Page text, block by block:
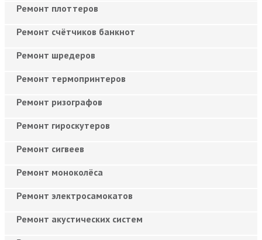
Ремонт плоттеров
Ремонт счётчиков банкнот
Ремонт шредеров
Ремонт термопринтеров
Ремонт ризографов
Ремонт гироскутеров
Ремонт сигвеев
Ремонт моноколёса
Ремонт электросамокатов
Ремонт акустических систем